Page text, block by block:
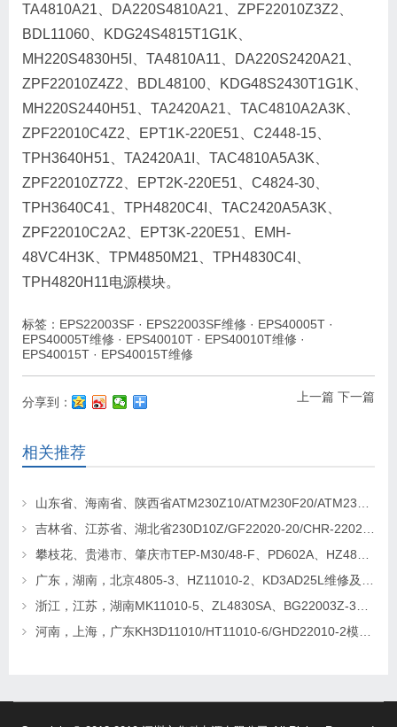
TA4810A21、DA220S4810A21、ZPF22010Z3Z2、
BDL11060、KDG24S4815T1G1K、
MH220S4830H5I、TA4810A11、DA220S2420A21、
ZPF22010Z4Z2、BDL48100、KDG48S2430T1G1K、
MH220S2440H51、TA2420A21、TAC4810A2A3K、
ZPF22010C4Z2、EPT1K-220E51、C2448-15、
TPH3640H51、TA2420A1I、TAC4810A5A3K、
ZPF22010Z7Z2、EPT2K-220E51、C4824-30、
TPH3640C41、TPH4820C4I、TAC2420A5A3K、
ZPF22010C2A2、EPT3K-220E51、EMH-
48VC4H3K、TPM4850M21、TPH4830C4I、
TPH4820H11电源模块。
标签： EPS22003SF · EPS22003SF维修 · EPS40005T ·
EPS40005T维修 · EPS40010T · EPS40010T维修 ·
EPS40015T · EPS40015T维修
上一篇 下一篇
分享到：
相关推荐
山东省、海南省、陕西省ATM230Z10/ATM230F20/ATM230F40电源模块更换维修
吉林省、江苏省、湖北省230D10Z/GF22020-20/CHR-22020直流屏电源模块2026年2月维修更换
攀枝花、贵港市、肇庆市TEP-M30/48-F、PD602A、HZ48V20A电源模块更换维修
广东，湖南，北京4805-3、HZ11010-2、KD3AD25L维修及更换
浙江，江苏，湖南MK11010-5、ZL4830SA、BG22003Z-3壁挂模块维修及更换
河南，上海，广东KH3D11010/HT11010-6/GHD22010-2模块维修更换